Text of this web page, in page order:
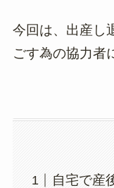
今回は、出産し
ごす為の協力者
自宅で産